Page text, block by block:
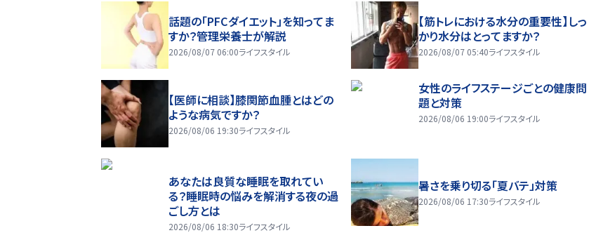
話題の「PFCダイエット」を知ってま
すか？管理栄養士が解説
2026/08/07 06:00ライフスタイル
【筋トレにおける水分の重要性】しっ
かり水分はとってますか？
2026/08/07 05:40ライフスタイル
【医師に相談】膝関節血腫とはどの
ような病気ですか？
2026/08/06 19:30ライフスタイル
女性のライフステージごとの健康問
題と対策
2026/08/06 19:00ライフスタイル
あなたは良質な睡眠を取れてい
る？睡眠時の悩みを解消する夜の過
ごし方とは
2026/08/06 18:30ライフスタイル
暑さを乗り切る「夏バテ」対策
2026/08/06 17:30ライフスタイル